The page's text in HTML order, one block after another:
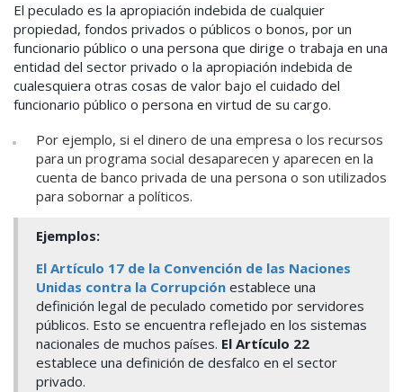
El peculado es la apropiación indebida de cualquier
propiedad, fondos privados o públicos o bonos, por un
funcionario público o una persona que dirige o trabaja en una
entidad del sector privado o la apropiación indebida de
cualesquiera otras cosas de valor bajo el cuidado del
funcionario público o persona en virtud de su cargo.
Por ejemplo, si el dinero de una empresa o los recursos
para un programa social desaparecen y aparecen en la
cuenta de banco privada de una persona o son utilizados
para sobornar a políticos.
Ejemplos:
El Artículo 17 de la Convención de las Naciones
Unidas contra la Corrupción establece una
definición legal de peculado cometido por servidores
públicos. Esto se encuentra reflejado en los sistemas
nacionales de muchos países. El Artículo 22
establece una definición de desfalco en el sector
privado.